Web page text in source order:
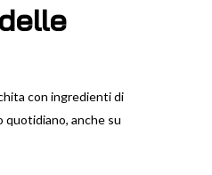
con ingredienti di
quotidiano, anche su